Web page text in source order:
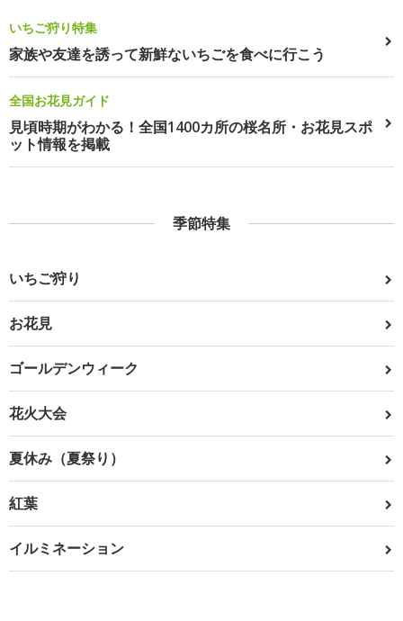
いちご狩り特集
家族や友達を誘って新鮮ないちごを食べに行こう
全国お花見ガイド
見頃時期がわかる！全国1400カ所の桜名所・お花見スポ
ット情報を掲載
季節特集
いちご狩り
お花見
ゴールデンウィーク
花火大会
夏休み（夏祭り）
紅葉
イルミネーション